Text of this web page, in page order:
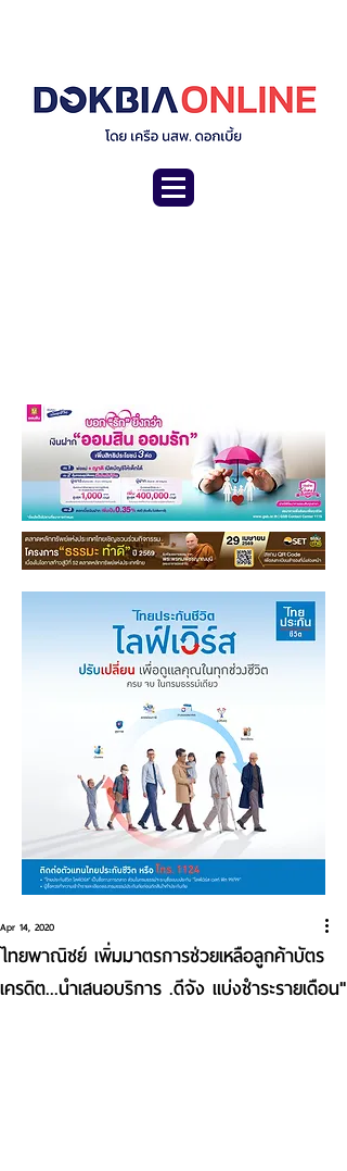
ไทยพาณิชย์ เพิ่มมาตรการช่วยเหลือลูกค้าบัตร
เครดิต...นำเสนอบริการ .ดีจัง แบ่งชำระรายเดือน"
Apr 14, 2020